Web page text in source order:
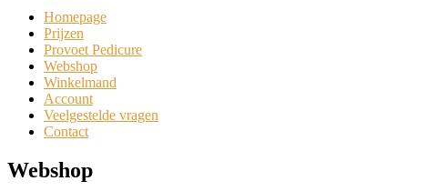
Homepage
Prijzen
Provoet Pedicure
Webshop
Winkelmand
Account
Veelgestelde vragen
Contact
Webshop